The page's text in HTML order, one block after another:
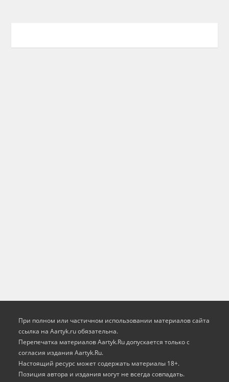
При полном или частичном использовании материалов сайта
ссылка на Aartyk.ru oбязательна.
Перепечатка материалов Aartyk.Ru допускается только с
согласия издания Aartyk.Ru.
Настоящий ресурс может содержать материалы 18+.
Позиция автора и издания могут не всегда совпадать.